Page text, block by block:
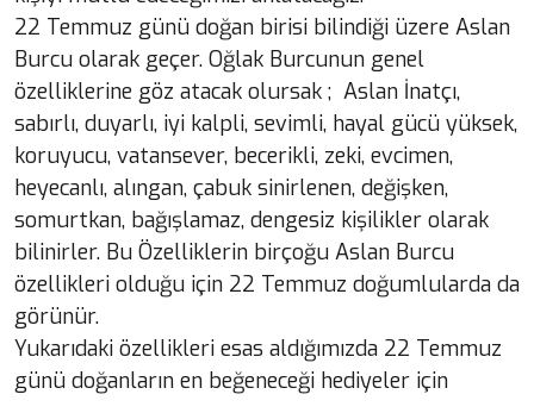
22 Temmuz günü doğan birisi bilindiği üzere Aslan
Burcu olarak geçer. Oğlak Burcunun genel
özelliklerine göz atacak olursak ; Aslan İnatçı,
sabırlı, duyarlı, iyi kalpli, sevimli, hayal gücü yüksek,
koruyucu, vatansever, becerikli, zeki, evcimen,
heyecanlı, alıngan, çabuk sinirlenen, değişken,
somurtkan, bağışlamaz, dengesiz kişilikler olarak
bilinirler. Bu Özelliklerin birçoğu Aslan Burcu
özellikleri olduğu için 22 Temmuz doğumlularda da
görünür.
Yukarıdaki özellikleri esas aldığımızda 22 Temmuz
günü doğanların en beğeneceği hediyeler için